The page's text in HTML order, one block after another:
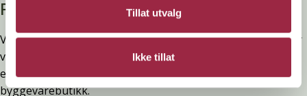
Tillat utvalg
Ikke tillat
Privatperson?
Vi selger ingen varer direkte til privatpersoner. Alt salg går
via byggevarehandelen. Har du spørsmål om pris, produkt
eller tilgjengelighet, ta kontakt med din lokale
byggevarebutikk.